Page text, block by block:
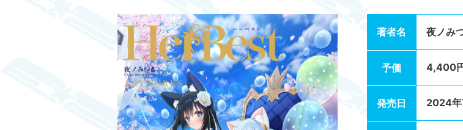
著者名 夜ノみ
予価 4,400
発売日 2024年